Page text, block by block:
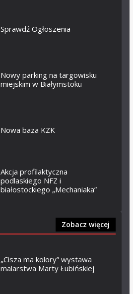
Sprawdź Ogłoszenia
Nowy parking na targowisku
miejskim w Białymstoku
Nowa baza KZK
Akcja profilaktyczna
podlaskiego NFZ i
białostockiego „Mechaniaka”
Zobacz więcej
„Cisza ma kolory” wystawa
malarstwa Marty Łubińskiej